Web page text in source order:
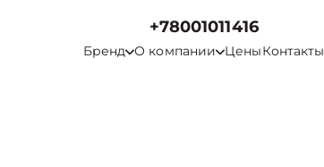
+78001011416
Бренд О компании ЦеныКонтакты